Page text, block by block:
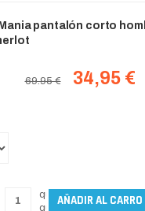
pantalón corto
69.95 € 34,95 €